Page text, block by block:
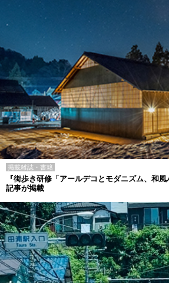
掲載雑誌・書籍
『街歩き研修「アールデコとモダニズム、和
記事が掲載